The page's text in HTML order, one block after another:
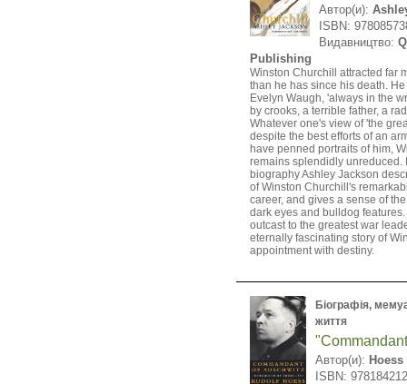
Автор(и):
ISBN:
Видавництво:
Publishing
Winston Churchill attracted far
than he has since his death.
Evelyn Waugh, 'always in the
by crooks, a terrible father, a
Whatever one's view of 'the
despite the best efforts of an
have penned portraits of him,
remains splendidly unreduced.
biography Ashley Jackson
of Winston Churchill's
career, and gives a sense of
dark eyes and bulldog
outcast to the greatest war
eternally fascinating story of
appointment with destiny.
Біографія,
життя
Автор(и): Hoess
ISBN: